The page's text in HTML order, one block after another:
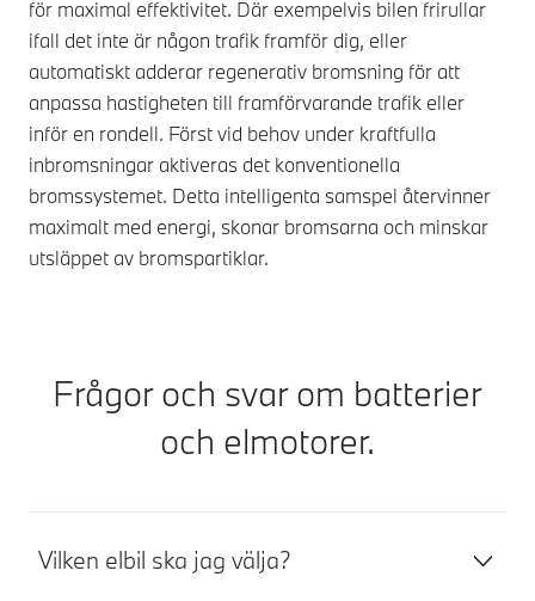
för maximal effektivitet. Där exempelvis bilen frirullar
ifall det inte är någon trafik framför dig, eller
automatiskt adderar regenerativ bromsning för att
anpassa hastigheten till framförvarande trafik eller
inför en rondell. Först vid behov under kraftfulla
inbromsningar aktiveras det konventionella
bromssystemet. Detta intelligenta samspel återvinner
maximalt med energi, skonar bromsarna och minskar
utsläppet av bromspartiklar.
Frågor och svar om batterier
och elmotorer.
Vilken elbil ska jag välja?